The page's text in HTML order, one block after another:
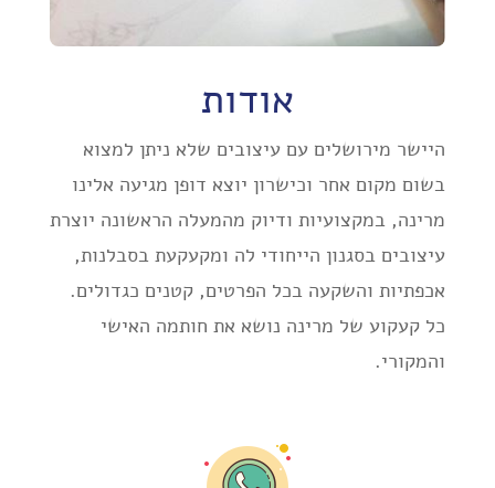
אודות
היישר מירושלים עם עיצובים שלא ניתן למצוא
בשום מקום אחר וכישרון יוצא דופן מגיעה אלינו
מרינה, במקצועיות ודיוק מהמעלה הראשונה יוצרת
עיצובים בסגנון הייחודי לה ומקעקעת בסבלנות,
אכפתיות והשקעה בכל הפרטים, קטנים כגדולים.
כל קעקוע של מרינה נושא את חותמה האישי
והמקורי.